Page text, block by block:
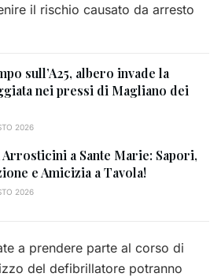
il rischio causato da arresto
sull’A25, albero invade la
nei pressi di Magliano dei
2026
Arrosticini a Sante Marie: Sapori,
e Amicizia a Tavola!
2026
a prendere parte al corso di
del defibrillatore potranno